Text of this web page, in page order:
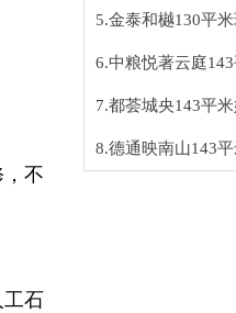
不
工石
5.金泰和樾130平
6.中粮悦著云庭
7.都荟城央143平
8.德通映南山143